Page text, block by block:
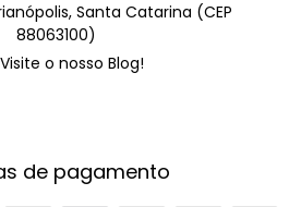
Santa Catarina (CEP
88063100)
Visite o nosso Blog!
de pagamento